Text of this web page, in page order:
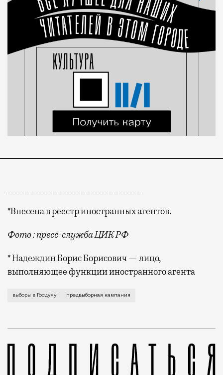
*Внесена в реестр иностранных агентов.
Фото : пресс-служба ЦИК РФ
* Надеждин Борис Борисович — лицо,
выполняющее функции иностранного агента
выборы в Госдуму предвыборная кампания